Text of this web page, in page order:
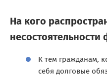
На кого
К тем гражданам,
себя долговые